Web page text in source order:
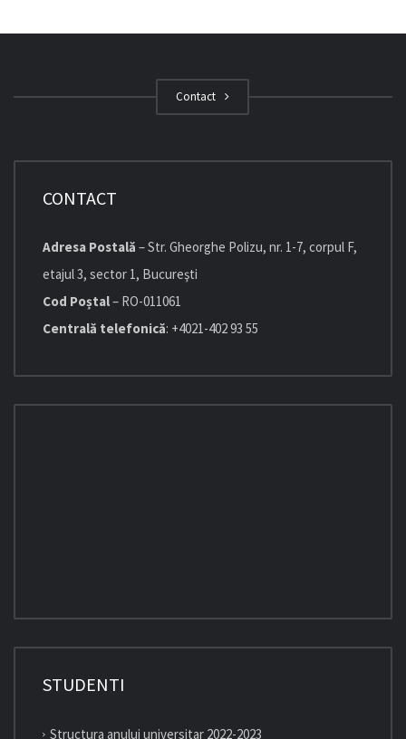
Contact
CONTACT
Adresa Postală – Str. Gheorghe Polizu, nr. 1-7, corpul F,
etajul 3, sector 1, Bucureşti
Cod Poștal– RO-011061
Centrală telefonică: +4021-402 93 55
STUDENTI
Structura anului universitar 2022-2023